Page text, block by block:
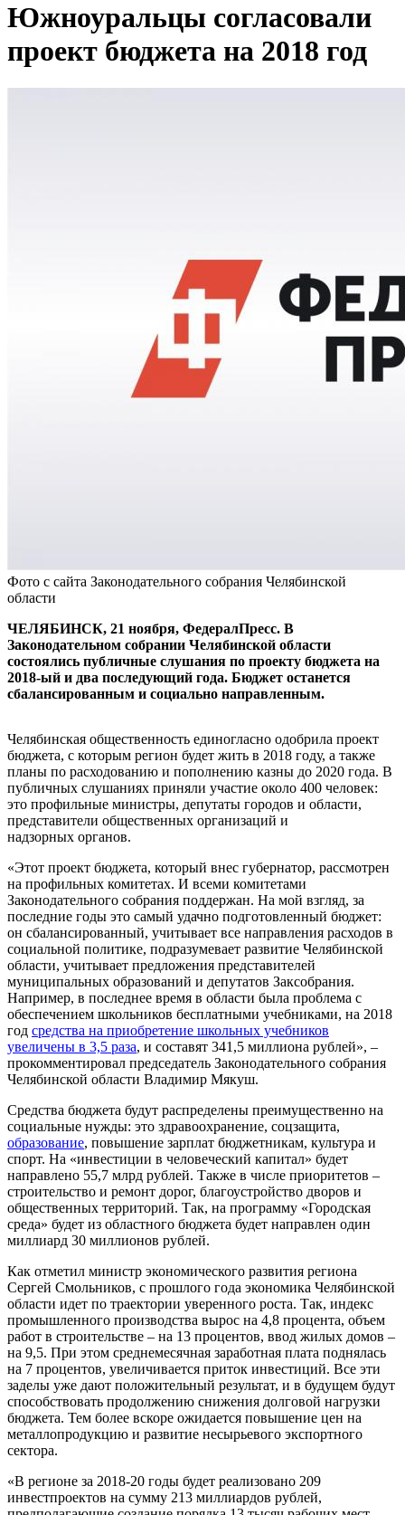
Южноуральцы согласовали
проект бюджета на 2018 год
Фото с сайта Законодательного собрания Челябинской
области
ЧЕЛЯБИНСК, 21 ноября, ФедералПресс. В
Законодательном собрании Челябинской области
состоялись публичные слушания по проекту бюджета на
2018-ый и два последующий года. Бюджет останется
сбалансированным и социально направленным.
Челябинская общественность единогласно одобрила проект
бюджета, с которым регион будет жить в 2018 году, а также
планы по расходованию и пополнению казны до 2020 года. В
публичных слушаниях приняли участие около 400 человек:
это профильные министры, депутаты городов и области,
представители общественных организаций и
надзорных органов.
«Этот проект бюджета, который внес губернатор, рассмотрен
на профильных комитетах. И всеми комитетами
Законодательного собрания поддержан. На мой взгляд, за
последние годы это самый удачно подготовленный бюджет:
он сбалансированный, учитывает все направления расходов в
социальной политике, подразумевает развитие Челябинской
области, учитывает предложения представителей
муниципальных образований и депутатов Заксобрания.
Например, в последнее время в области была проблема с
обеспечением школьников бесплатными учебниками, на 2018
год средства на приобретение школьных учебников
увеличены в 3,5 раза, и составят 341,5 миллиона рублей», –
прокомментировал председатель Законодательного собрания
Челябинской области Владимир Мякуш.
Средства бюджета будут распределены преимущественно на
социальные нужды: это здравоохранение, соцзащита,
образование, повышение зарплат бюджетникам, культура и
спорт. На «инвестиции в человеческий капитал» будет
направлено 55,7 млрд рублей. Также в числе приоритетов –
строительство и ремонт дорог, благоустройство дворов и
общественных территорий. Так, на программу «Городская
среда» будет из областного бюджета будет направлен один
миллиард 30 миллионов рублей.
Как отметил министр экономического развития региона
Сергей Смольников, с прошлого года экономика Челябинской
области идет по траектории уверенного роста. Так, индекс
промышленного производства вырос на 4,8 процента, объем
работ в строительстве – на 13 процентов, ввод жилых домов –
на 9,5. При этом среднемесячная заработная плата поднялась
на 7 процентов, увеличивается приток инвестиций. Все эти
заделы уже дают положительный результат, и в будущем будут
способствовать продолжению снижения долговой нагрузки
бюджета. Тем более вскоре ожидается повышение цен на
металлопродукцию и развитие несырьевого экспортного
сектора.
«В регионе за 2018-20 годы будет реализовано 209
инвестпроектов на сумму 213 миллиардов рублей,